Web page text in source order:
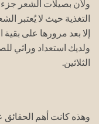
ولأن بصيلات الشعر جزء
التغذية حيث لا يُعتبر
إلا بعد مرورها على
ولديك استعداد وراثي
الثلاثين.
وهذه كانت أهم